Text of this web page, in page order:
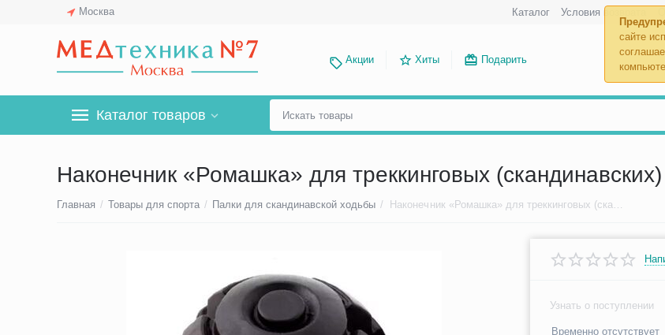
сайте
Москва Каталог Условия возврата
Акции Хиты Подарить
Каталог товаров
Наконечник «Ромашка» для треккинговых
Главная / Товары для спорта / Палки для скандинавской ходьбы / Наконечник «Ромашка» для треккинговых (скандинавских) палок
Узнать о поступлении
Временно отсутствует